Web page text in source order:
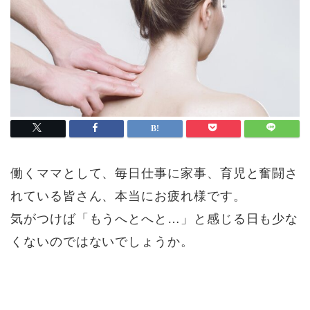
働くママとして、毎日仕事に家事、育児と奮闘さ
れている皆さん、本当にお疲れ様です。
気がつけば「もうへとへと…」と感じる日も少な
くないのではないでしょうか。